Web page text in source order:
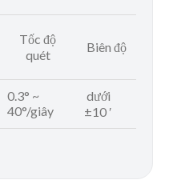
Tốc độ
quét
Biên độ
0.3° ~
40°/giây
dưới
±10 ′